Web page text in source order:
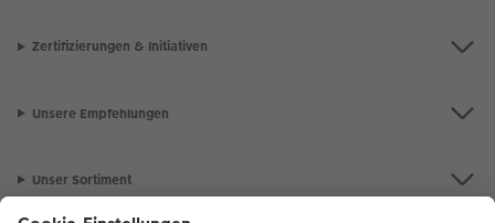
Zertifizierungen & Initiativen
Unsere Empfehlungen
Unser Sortiment